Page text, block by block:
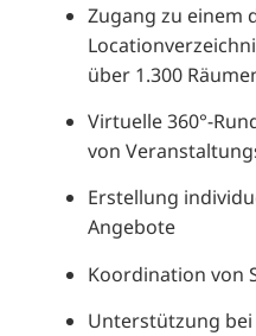
Zugang zu einem
über 1.300
Virtuelle 360°-
von
Erstellung
Angebote
Koordination von
Unterstützung